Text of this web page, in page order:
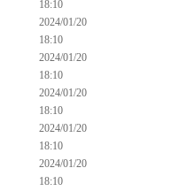
18:10
2024/01/20
18:10
2024/01/20
18:10
2024/01/20
18:10
2024/01/20
18:10
2024/01/20
18:10